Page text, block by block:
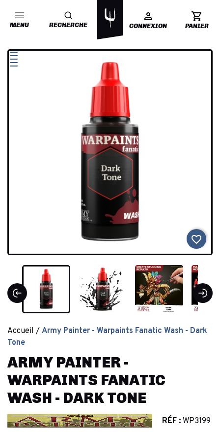
MENU RECHERCHE CONNEXION PANIER
favorite_border
Accueil
Army Painter - Warpaints Fanatic Wash - Dark
Tone
ARMY PAINTER -
WARPAINTS FANATIC
WASH - DARK TONE
RÉF : WP3199